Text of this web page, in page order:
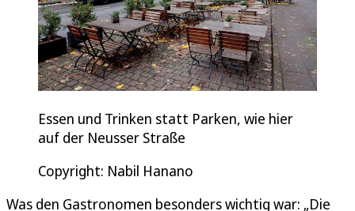
Essen und Trinken statt Parken, wie hier
auf der Neusser Straße
Copyright: Nabil Hanano
Was den Gastronomen besonders wichtig war: „Die